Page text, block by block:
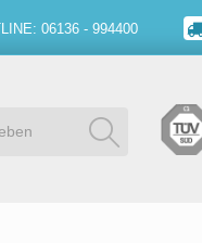
06136 - 994400